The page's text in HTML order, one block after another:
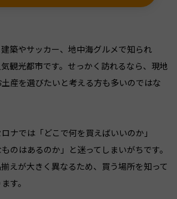
築やサッカー、地中海グルメで知られ
観光都市です。せっかく訪れるなら、現地
産を選びたいと考える方も多いのではな
ナでは「どこで何を買えばいいのか」
のはあるのか」と迷ってしまいがちです。
えが大きく異なるため、買う場所を知って
す。